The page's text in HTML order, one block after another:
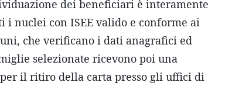
dei beneficiari è interamente
i nuclei con ISEE valido e conforme ai
che verificano i dati anagrafici ed
selezionate ricevono poi una
il ritiro della carta presso gli uffici di